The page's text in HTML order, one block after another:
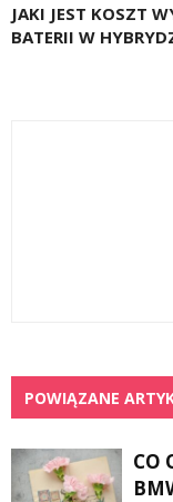
JAKI JEST KOSZT
BATERII W
POWIĄZANE
CO